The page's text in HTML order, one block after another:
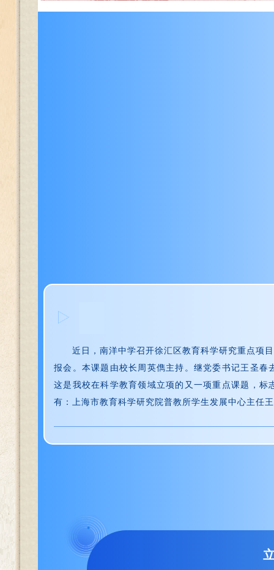
近日，南洋中学召开徐汇区教育科学研究重点项
报会。本课题由校长周英儁主持。继党委书记王圣
这是我校在科学教育领域立项的又一项重点课题，
有：上海市教育科学研究院普教所学生发展中心主任